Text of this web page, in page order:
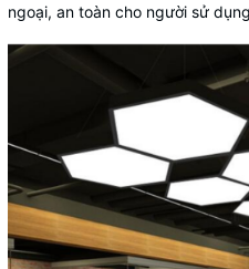
ngoại, an toàn cho người sử